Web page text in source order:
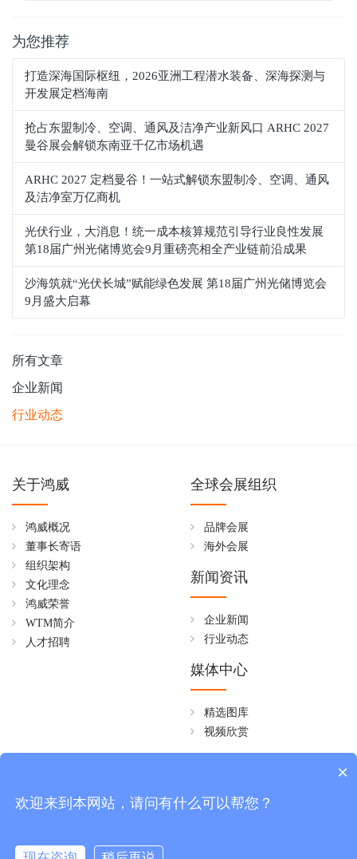
为您推荐
打造深海国际枢纽，2026亚洲工程潜水装备、深海探测与
开发展定档海南
抢占东盟制冷、空调、通风及洁净产业新风口 ARHC 2027
曼谷展会解锁东南亚千亿市场机遇
ARHC 2027 定档曼谷！一站式解锁东盟制冷、空调、通风
及洁净室万亿商机
光伏行业，大消息！统一成本核算规范引导行业良性发展
第18届广州光储博览会9月重磅亮相全产业链前沿成果
沙海筑就“光伏长城”赋能绿色发展 第18届广州光储博览会
9月盛大启幕
所有文章
企业新闻
行业动态
关于鸿威
鸿威概况
董事长寄语
组织架构
文化理念
鸿威荣誉
WTM简介
人才招聘
全球会展组织
品牌会展
海外会展
新闻资讯
企业新闻
行业动态
媒体中心
精选图库
视频欣赏
周一至周五 08:30~18:00
×
欢迎来到本网站，请问有什么可以帮您？